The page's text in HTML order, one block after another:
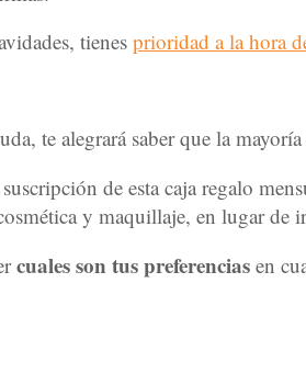
tienes prioridad a la hora
te alegrará saber que la
de esta caja regalo
y maquillaje, en lugar de
cuales son tus preferencias en